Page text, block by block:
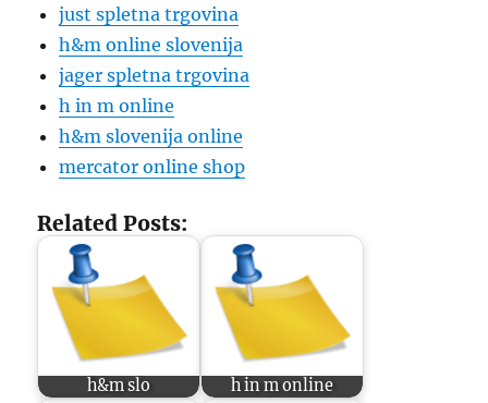
just spletna trgovina
h&m online slovenija
jager spletna trgovina
h in m online
h&m slovenija online
mercator online shop
Related Posts:
h&m slo h in m online